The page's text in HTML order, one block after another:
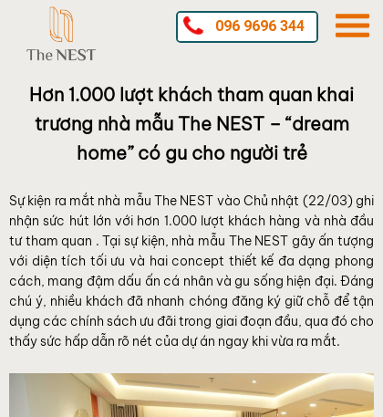
096 9696 344
Hơn 1.000 lượt khách tham quan khai
trương nhà mẫu The NEST – “dream
home” có gu cho người trẻ
Sự kiện ra mắt nhà mẫu The NEST vào Chủ nhật (22/03) ghi
nhận sức hút lớn với hơn 1.000 lượt khách hàng và nhà đầu
tư tham quan . Tại sự kiện, nhà mẫu The NEST gây ấn tượng
với diện tích tối ưu và hai concept thiết kế đa dạng phong
cách, mang đậm dấu ấn cá nhân và gu sống hiện đại. Đáng
chú ý, nhiều khách đã nhanh chóng đăng ký giữ chỗ để tận
dụng các chính sách ưu đãi trong giai đoạn đầu, qua đó cho
thấy sức hấp dẫn rõ nét của dự án ngay khi vừa ra mắt.